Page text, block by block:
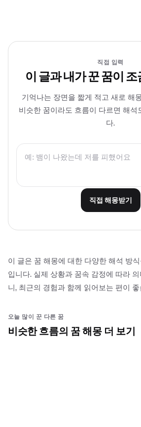
직접 입력
이 글과 내가 꾼 꿈이
기억나는 장면을 짧게 적고 새로 해
비슷한 꿈이라도 흐름이 다르면 해석
다.
직접 해몽받기
이 글은 꿈 해몽에 대한 다양한 해석 방
입니다. 실제 상황과 꿈속 감정에 따라
니, 최근의 경험과 함께 읽어보는 편이
오늘 많이 꾼 다른 꿈
비슷한 흐름의 꿈 해몽 더 보기